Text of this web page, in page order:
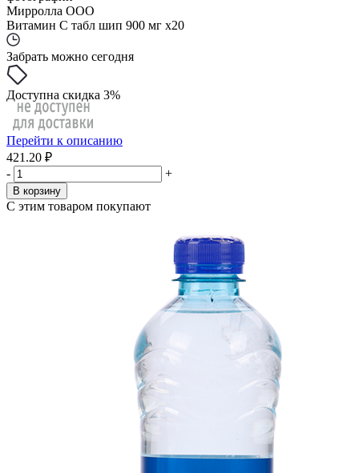
Мирролла ООО
Витамин С табл шип 900 мг x20
Забрать можно сегодня
Доступна скидка 3%
Перейти к описанию
421.20 ₽
-
+
В корзину
С этим товаром покупают